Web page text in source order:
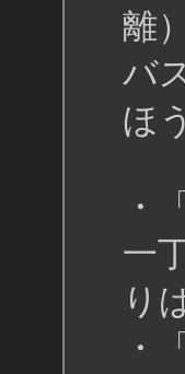
離
バ
ほ
・
一
り
・